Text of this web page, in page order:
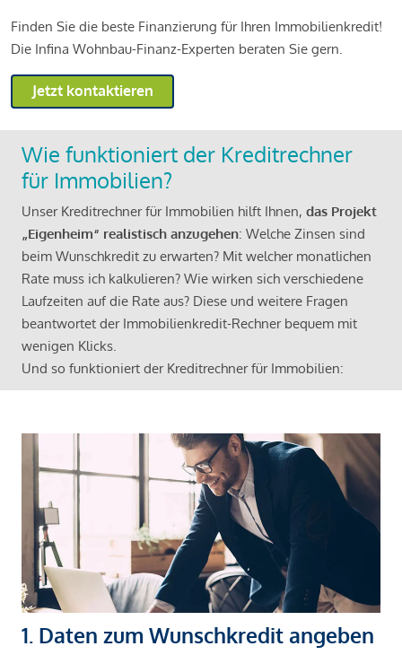
Finden Sie die beste Finanzierung für Ihren Immobilienkredit!
Die Infina Wohnbau-Finanz-Experten beraten Sie gern.
Jetzt kontaktieren
Wie funktioniert der Kreditrechner
für Immobilien?
Unser Kreditrechner für Immobilien hilft Ihnen, das Projekt
„Eigenheim“ realistisch anzugehen: Welche Zinsen sind
beim Wunschkredit zu erwarten? Mit welcher monatlichen
Rate muss ich kalkulieren? Wie wirken sich verschiedene
Laufzeiten auf die Rate aus? Diese und weitere Fragen
beantwortet der Immobilienkredit-Rechner bequem mit
wenigen Klicks.
Und so funktioniert der Kreditrechner für Immobilien:
1. Daten zum Wunschkredit angeben